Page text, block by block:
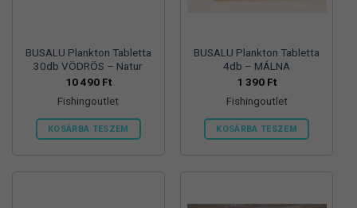
BUSALU Plankton Tabletta
30db VÖDRÖS – Natur
10 490 Ft
Fishingoutlet
KOSÁRBA TESZEM
BUSALU Plankton Tabletta
4db – MÁLNA
1 390 Ft
Fishingoutlet
KOSÁRBA TESZEM